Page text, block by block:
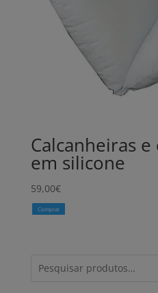
Calcanheiras
em silicone
59,00€
Comprar